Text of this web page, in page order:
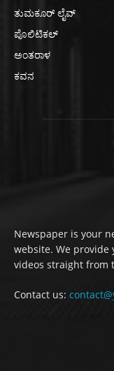
ತುಮಕೂರ್ ಲೈವ್
ಪೊಲಿಟಿಕಲ್
ಅಂತರಾಳ
ಕವನ
Newspaper is your
website. We
videos straight from
Contact us: